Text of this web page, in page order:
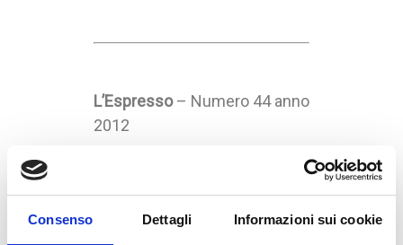
Consenso Dettagli Informazioni sui cookie
L’Espresso– Numero 44 anno
2012
collega